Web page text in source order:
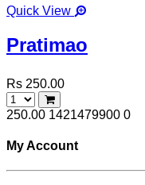
Quick View
Pratimao
Rs 250.00
250.00 1421479900 0
My Account